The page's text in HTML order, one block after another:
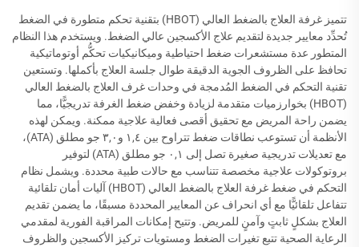
تتميز غرفة العلاج بالضغط العالي (HBOT) بتقنية تحكم متطورة في الضغط
تُحدِّد معايير جديدة لتقديم علاج الأكسجين عالي الضغط. ويستخدم هذا النظام
المتطور عدة مستشعرات ضغط احتياطية وميكانيكيات تحكُّم أوتوماتيكية
تحافظ على الظروف الجوية الدقيقة طوال جلسة العلاج بأكملها. وتستعين
تقنية التحكم في الضغط المُدمجة في وحدات غرف العلاج بالضغط العالي
(HBOT) بخوارزميات متقدمة لزيادة وخفض ضغط الغرفة تدريجيًّا، مما
يضمن راحة المريض مع تحقيق أقصى فعالية علاجية ممكنة. ويمكن لهذه
الأنظمة أن تستوعب نطاقات ضغط تتراوح بين ١,٤ و٣,٠ جو مطلق (ATA)،
مع تعديلات تدريجية صغيرة تصل إلى ٠,١ جو مطلق (ATA) لتوفير
بروتوكولات علاجية مخصصة تتناسب مع حالات طبية محددة. ويشمل نظام
التحكم في ضغط غرفة العلاج بالضغط العالي (HBOT) آليات أمان تلقائية
تتفاعل تلقائيًّا مع أي انحراف عن المعايير المحددة مسبقًا، ما يضمن تقديم
العلاج بشكلٍ ثابتٍ وآمنٍ للمريض. وتتيح إمكانات المراقبة الفورية لمقدمي
الرعاية الصحية تتبع تغيرات الضغط ومستويات تركيز الأكسجين والظروف